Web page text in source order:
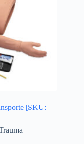
[SKU: